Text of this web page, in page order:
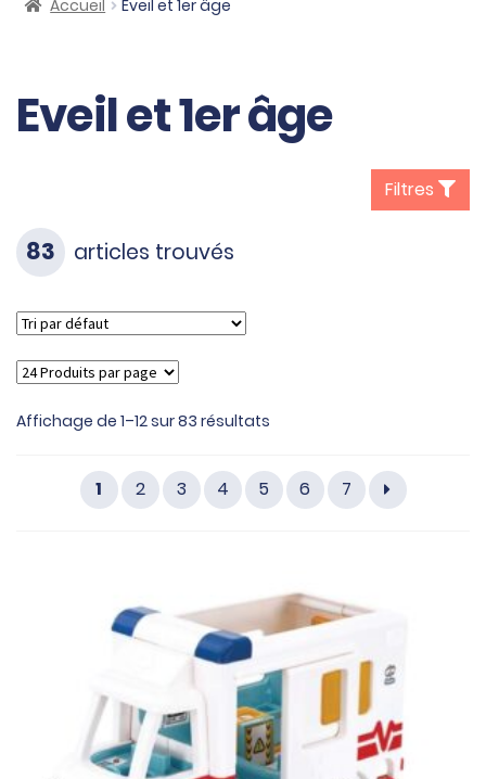
Accueil Eveil et 1er âge
Eveil et 1er âge
Filtres
83 articles trouvés
Affichage de 1–12 sur 83 résultats
1 2 3 4 5 6 7